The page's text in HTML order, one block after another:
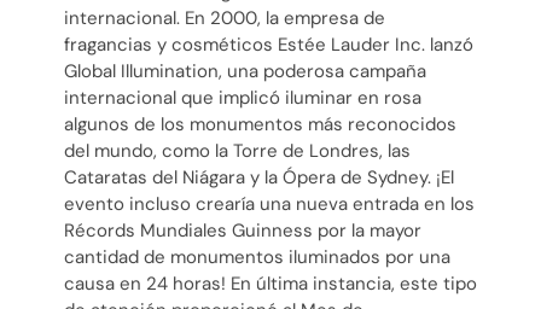
internacional. En 2000, la empresa de
fragancias y cosméticos Estée Lauder Inc. lanzó
Global Illumination, una poderosa campaña
internacional que implicó iluminar en rosa
algunos de los monumentos más reconocidos
del mundo, como la Torre de Londres, las
Cataratas del Niágara y la Ópera de Sydney. ¡El
evento incluso crearía una nueva entrada en los
Récords Mundiales Guinness por la mayor
cantidad de monumentos iluminados por una
causa en 24 horas! En última instancia, este tipo